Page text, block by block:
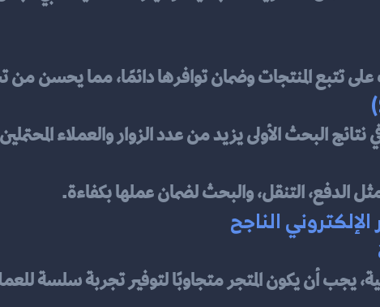
تتبع المنتجات وضمان توافرها دائمًا، مما يحسن من
البحث الأولى يزيد من عدد الزوار والعملاء
الدفع، التنقل، والبحث لضمان عملها بكفاءة.
الناجح
يجب أن يكون المتجر متجاوبًا لتوفير تجربة سلسة